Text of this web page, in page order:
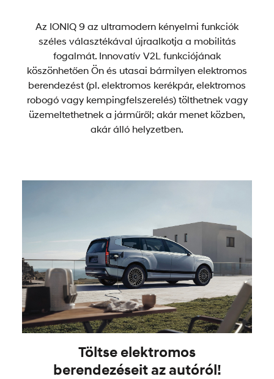
Az IONIQ 9 az ultramodern kényelmi funkciók
széles választékával újraalkotja a mobilitás
fogalmát. Innovatív V2L funkciójának
köszönhetően Ön és utasai bármilyen elektromos
berendezést (pl. elektromos kerékpár, elektromos
robogó vagy kempingfelszerelés) tölthetnek vagy
üzemeltethetnek a járműről; akár menet közben,
akár álló helyzetben.
Töltse elektromos
berendezéseit az autóról!